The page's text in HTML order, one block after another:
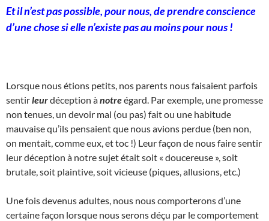
Et il n’est pas possible, pour nous, de prendre conscience
d’une chose si elle n’existe pas au moins pour nous !
Lorsque nous étions petits, nos parents nous faisaient parfois
sentirleurdéception ànotreégard. Par exemple, une promesse
non tenues, un devoir mal (ou pas) fait ou une habitude
mauvaise qu’ils pensaient que nous avions perdue (ben non,
on mentait, comme eux, et toc !) Leur façon de nous faire sentir
leur déception à notre sujet était soit « doucereuse », soit
brutale, soit plaintive, soit vicieuse (piques, allusions, etc.)
Une fois devenus adultes, nous nous comporterons d’une
certaine façon lorsque nous serons déçu par le comportement